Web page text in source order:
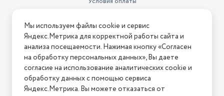
Условия возврата
Нашли ошибку на сайте? Напишите нам
2026 © Интернет-магазин "АстМаркет". У нас есть всё!
Мы используем файлы cookie и сервис
Яндекс.Метрика для корректной работы сайта и
анализа посещаемости. Нажимая кнопку «Согласен
на обработку персональных данных», Вы даете
согласие на использование аналитических cookie и
обработку данных с помощью сервиса
Яндекс.Метрика. Вы можете отказаться от